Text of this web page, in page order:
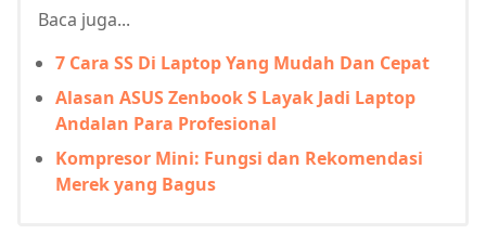
Baca juga...
7 Cara SS Di Laptop Yang Mudah Dan Cepat
Alasan ASUS Zenbook S Layak Jadi Laptop
Andalan Para Profesional
Kompresor Mini: Fungsi dan Rekomendasi
Merek yang Bagus